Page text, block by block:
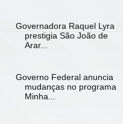
Governadora Raquel Lyra
prestigia São João de
Arar...
Governo Federal anuncia
mudanças no programa
Minha...